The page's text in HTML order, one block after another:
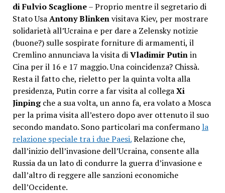
di Fulvio Scaglione– Proprio mentre il segretario di
Stato UsaAntony Blinkenvisitava Kiev, per mostrare
solidarietà all’Ucraina e per dare a Zelensky notizie
(buone?) sulle sospirate forniture di armamenti, il
Cremlino annunciava la visita diVladimir Putinin
Cina per il 16 e 17 maggio. Una coincidenza? Chissà.
Resta il fatto che, rieletto per la quinta volta alla
presidenza, Putin corre a far visita al collegaXi
Jinpingche a sua volta, un anno fa, era volato a Mosca
per la prima visita all’estero dopo aver ottenuto il suo
secondo mandato. Sono particolari ma confermano la
relazione speciale tra i due Paesi.Relazione che,
dall’inizio dell’invasione dell’Ucraina, consente alla
Russia da un lato di condurre la guerra d’invasione e
dall’altro di reggere alle sanzioni economiche
dell’Occidente.